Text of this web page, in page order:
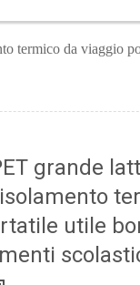
termico da viaggio
grande
utile